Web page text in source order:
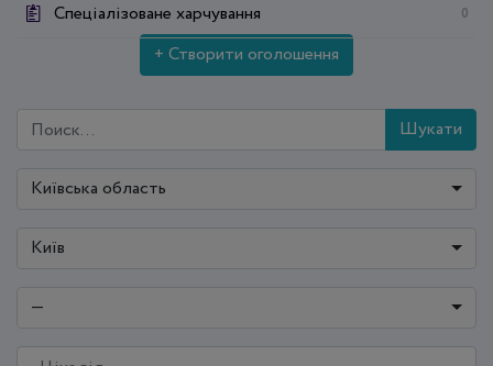
Спеціалізоване харчування 0
+ Створити оголошення
Шукати
Київська область
Київ
—